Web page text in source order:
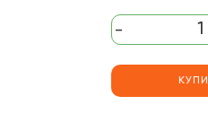
-